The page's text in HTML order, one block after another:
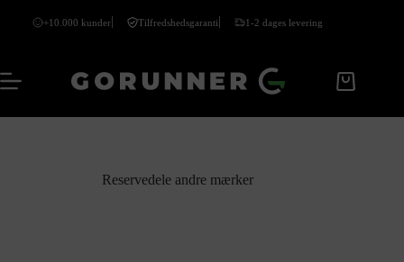
+10.000 kunder Tilfredshedsgaranti 1-2 dages levering
Reservedele andre mærker